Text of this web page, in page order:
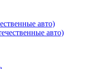
авто)
авто)